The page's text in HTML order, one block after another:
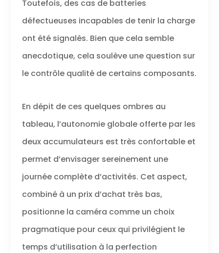
Toutefois, des cas de batteries
défectueuses incapables de tenir la charge
ont été signalés. Bien que cela semble
anecdotique, cela soulève une question sur
le contrôle qualité de certains composants.
En dépit de ces quelques ombres au
tableau, l’autonomie globale offerte par les
deux accumulateurs est très confortable et
permet d’envisager sereinement une
journée complète d’activités. Cet aspect,
combiné à un prix d’achat très bas,
positionne la caméra comme un choix
pragmatique pour ceux qui privilégient le
temps d’utilisation à la perfection